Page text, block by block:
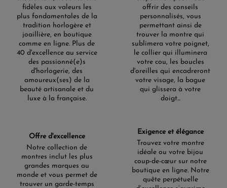
modèles). Le système Garmin QuickFit(quand
disponible) permet un changement rapide, sans outil. Il
suffit d'insérer et de cliquer avec les nouveaux bracelets
interchangeables pour votre montre compatible. Le
changement est facile et toujours sûr. Aucun outil requis.
Vérifiez toujours lalargeur compatibleet la présence du
QuickFit pour votre montre.
Le système Garmin à dégagement rapide, quant à lui,
permet un changement de bracelet rapide sur votre
montre Garmin compatible. Pour ôter le bracelet, faites
Focus par gammes et collections
Fenix 8 et Fenix 7 / 7X / 7S
Gamme multisports par excellence, Fenix adopte des
bracelets robustes et interchangeables. Lebracelet
Garminen silicone convient aux entraînements
fidèles aux valeurs les
plus fondamentales de la
tradition horlogère et
joaillière, en boutique
comme en ligne. Plus de
40 d'excellence au service
des passionné(e)s
d'horlogerie, des
amoureux(ses) de la
beauté artisanale et du
luxe à la française.
offrir des conseils
personnalisés, vous
permettant ainsi de
trouver la montre qui
sublimera votre poignet,
le collier qui illuminera
votre cou, les boucles
d'oreilles qui encadreront
votre visage, la bague
qui glissera à votre
doigt...
Offre d'excellence
Notre collection de
montres inclut les plus
grandes marques au
monde et vous permet de
trouver un garde-temps
Exigence et élégance
Trouvez votre montre
idéale ou votre bijou
coup-de-cœur sur notre
boutique en ligne. Notre
quête perpétuelle